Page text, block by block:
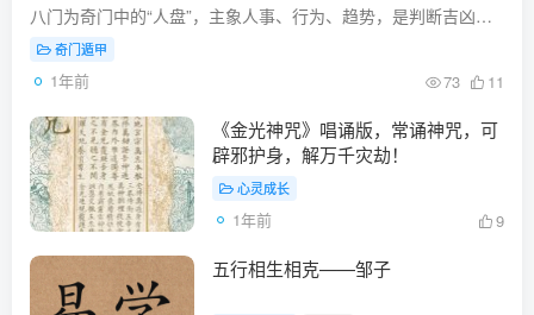
八门为奇门中的“人盘”，主象人事、行为、趋势，是判断吉凶成败的关键。门与宫的关系（克、受克、比和）将直接影响实际应验。门类驻地五行主象吉凶属性开门西北乾宫金启动、成功、开业大吉休门...
奇门遁甲
1年前 73 11
《金光神咒》唱诵版，常诵神咒，可
辟邪护身，解万千灾劫！
心灵成长
1年前 9
五行相生相克——邹子